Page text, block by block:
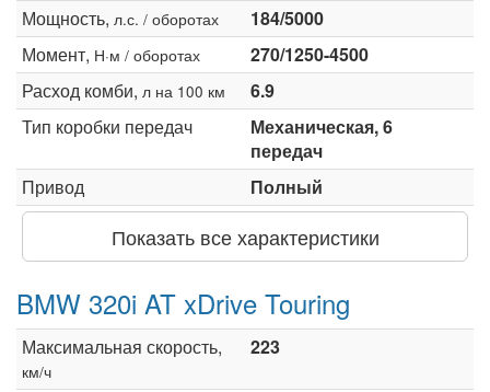
Мощность, л.с. / оборотах
184/5000
Момент, Н·м / оборотах
270/1250-4500
Расход комби, л на 100 км
6.9
Тип коробки передач
Механическая, 6
передач
Привод
Полный
Показать все характеристики
BMW 320i AT xDrive Touring
Максимальная скорость,
км/ч
223